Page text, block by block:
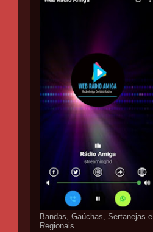
Bandas, Gaúchas, Sertanejas e
Regionais